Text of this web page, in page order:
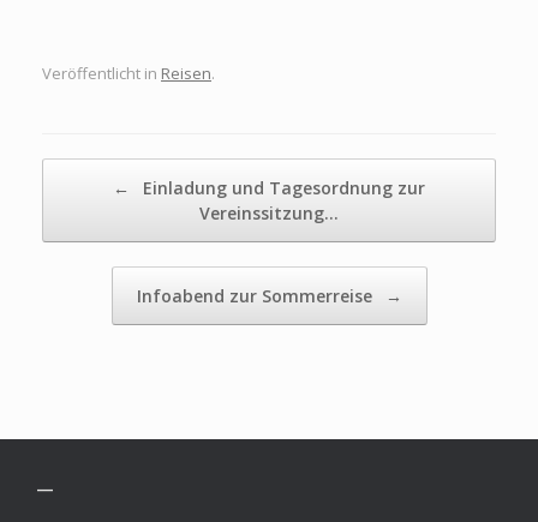
Veröffentlicht in Reisen.
←
Einladung und Tagesordnung zur
Vereinssitzung…
Infoabend zur Sommerreise →
—